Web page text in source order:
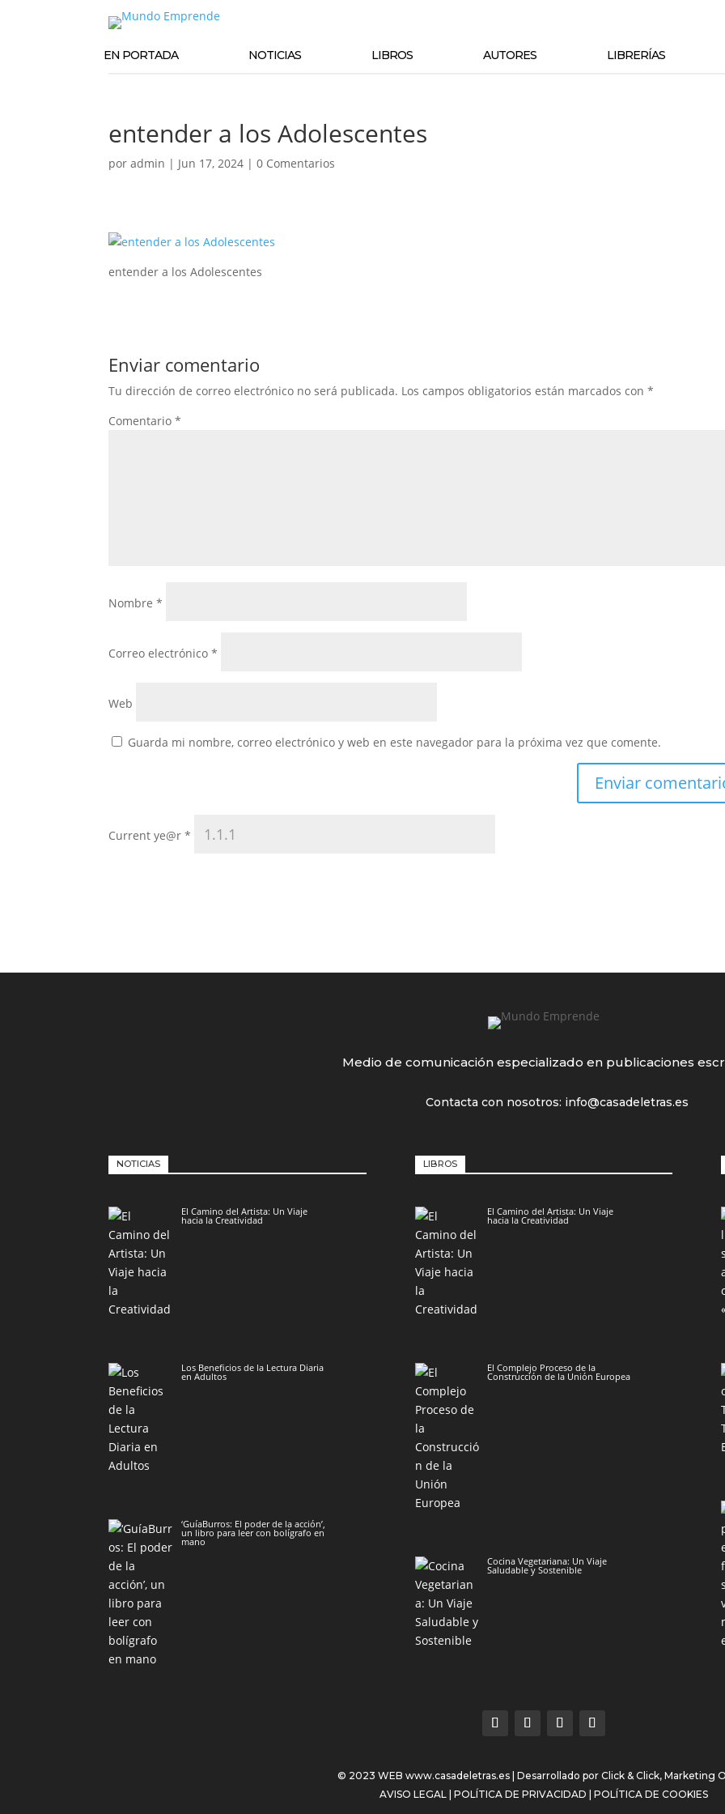
EN PORTADA NOTICIAS LIBROS AUTORES LIBRERÍAS
entender a los Adolescentes
poradmin | Jun 17, 2024 |0 Comentarios
entender a los Adolescentes
Enviar comentario
Tu dirección de correo electrónico no será publicada. Los campos obligatorios están marcados con*
Comentario*
Nombre*
Correo electrónico*
Web
Guarda mi nombre, correo electrónico y web en este navegador para la próxima vez que comente.
Current ye@r*
Medio de comunicación especializado en publicaciones
Contacta con nosotros: info@casadeletras.es
NOTICIAS
El Camino del Artista: Un Viaje
hacia la Creatividad
Los Beneficios de la Lectura Diaria
en Adultos
‘GuíaBurros: El poder de la acción’,
un libro para leer con bolígrafo en
mano
LIBROS
El Camino del Artista: Un Viaje
hacia la Creatividad
El Complejo Proceso de la
Construcción de la Unión Europea
Cocina Vegetariana: Un Viaje
Saludable y Sostenible
© 2023 WEB www.casadeletras.es| Desarrollado por Click & Click, Marketing
AVISO LEGAL POLÍTICA DE PRIVACIDAD POLÍTICA DE COOKIES